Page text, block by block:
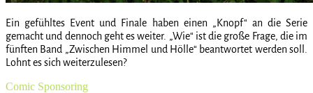
Ein gefühltes Event und Finale haben einen „Knopf“ an die Serie
gemacht und dennoch geht es weiter. „Wie“ ist die große Frage, die im
fünften Band „Zwischen Himmel und Hölle“ beantwortet werden soll.
Lohnt es sich weiterzulesen?
Comic Sponsoring